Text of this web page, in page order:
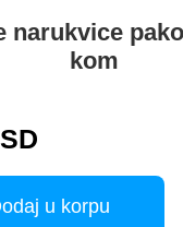
narukvice
kom
u korpu